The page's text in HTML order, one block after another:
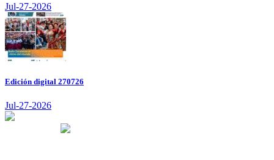
Jul-27-2026
Edición digital 270726
Jul-27-2026